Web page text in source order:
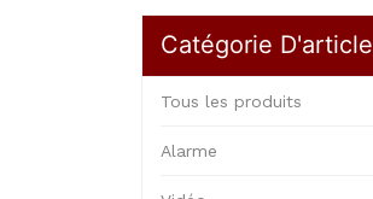
Catégorie D'article
Tous les produits
Alarme